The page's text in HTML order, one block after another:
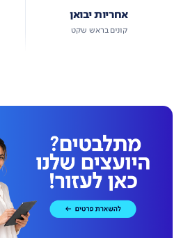
אחריות יבואן
קונים בראש שקט